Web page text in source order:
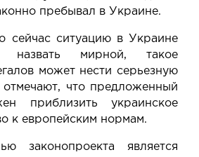
пребывал в Украине.
сейчас ситуацию в Украине
назвать мирной, такое
может нести серьезную
что предложенный
приблизить украинское
к европейским нормам.
законопроекта является